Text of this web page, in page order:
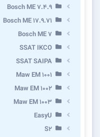
Bosch ME 7.4.9
Bosch ME 17.9.71
Bosch ME 7
SSAT IKCO
SSAT SAIPA
Maw EM 1001
Maw EM 1002
Maw EM 1003
EasyU
S2